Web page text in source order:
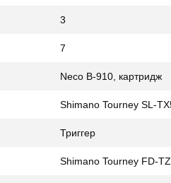
3
7
Neco B-910, картридж
Shimano Tourney SL-
Триггер
Shimano Tourney FD-